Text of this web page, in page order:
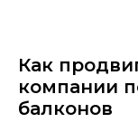
Как
компании
балконов